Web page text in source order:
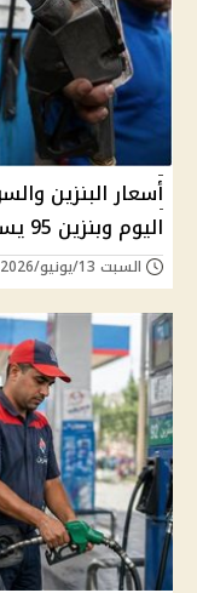
أسعار البنزين
اليوم وبنزين 95 يسجل 24 جنيهًا للتر
السبت 13/يونيو/2026 - 10:54 ص